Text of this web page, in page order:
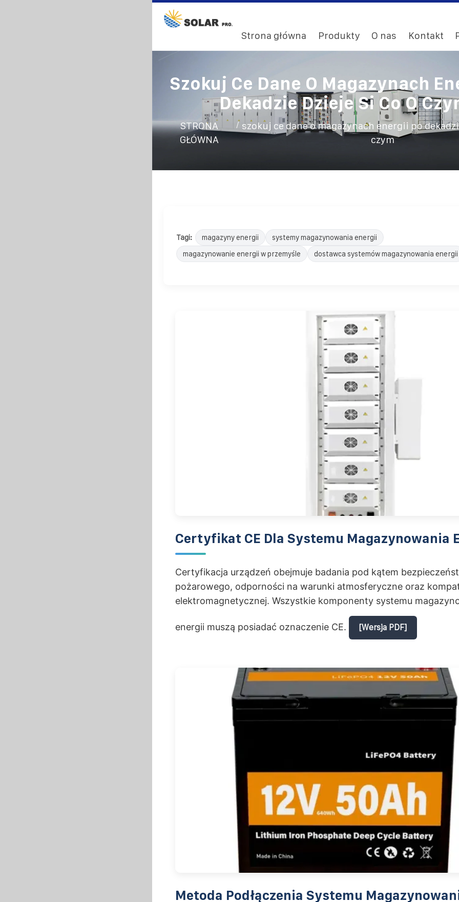
Strona główna Produkty O nas Kontakt
Szokuj Ce Dane O Magazynach
Dekadzie Dzieje Si Co O
STRONA
GŁÓWNA
/ szokuj ce dane o magazynach energii po
czym
Tagi: magazyny energii
systemy magazynowania energii
magazynowanie energii w przemyśle
dostawca systemów magazynowania energii
Certyfikat CE Dla Systemu Magazynowania
Certyfikacja urządzeń obejmuje badania pod kątem
pożarowego, odporności na warunki atmosferyczne oraz
elektromagnetycznej. Wszystkie komponenty systemu
energii muszą posiadać oznaczenie CE. [Wersja PDF]
Metoda Podłączenia Systemu